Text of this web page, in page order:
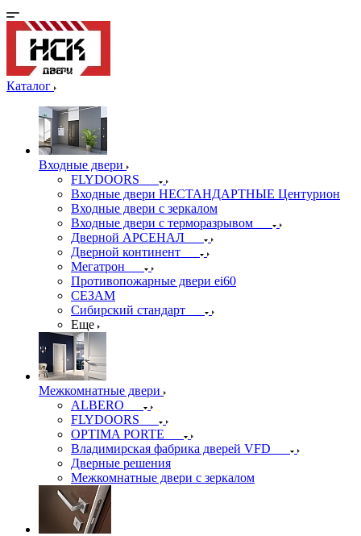
Каталог
Входные двери
FLYDOORS
Входные двери НЕСТАНДАРТНЫЕ Центурион
Входные двери с зеркалом
Входные двери с терморазрывом
Дверной АРСЕНАЛ
Дверной континент
Мегатрон
Противопожарные двери ei60
СЕЗАМ
Сибирский стандарт
Еще
Межкомнатные двери
ALBERO
FLYDOORS
OPTIMA PORTE
Владимирская фабрика дверей VFD
Дверные решения
Межкомнатные двери c зеркалом